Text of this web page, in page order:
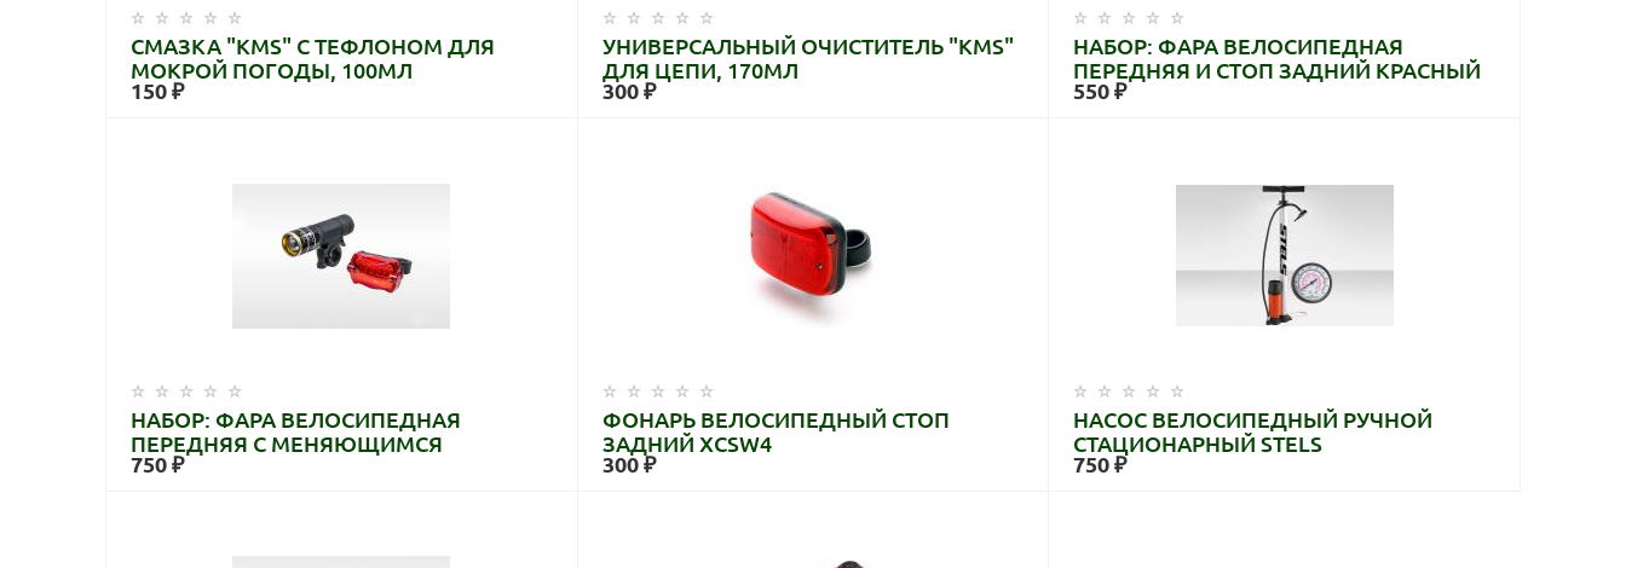
СМАЗКА "KMS" С ТЕФЛОНОМ ДЛЯ
МОКРОЙ ПОГОДЫ, 100МЛ
150 ₽
УНИВЕРСАЛЬНЫЙ ОЧИСТИТЕЛЬ "KMS"
ДЛЯ ЦЕПИ, 170МЛ
300 ₽
НАБОР: ФАРА ВЕЛОСИПЕДНАЯ
ПЕРЕДНЯЯ И СТОП ЗАДНИЙ КРАСНЫЙ
550 ₽
НАБОР: ФАРА ВЕЛОСИПЕДНАЯ
ПЕРЕДНЯЯ С МЕНЯЮЩИМСЯ
ФОКУСОМ
750 ₽
ФОНАРЬ ВЕЛОСИПЕДНЫЙ СТОП
ЗАДНИЙ XCSW4
300 ₽
НАСОС ВЕЛОСИПЕДНЫЙ РУЧНОЙ
СТАЦИОНАРНЫЙ STELS
750 ₽